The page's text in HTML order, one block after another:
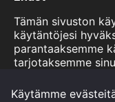
Tämän sivuston
käytäntöjesi
parantaaksemme
tarjotaksemme
Käytämme